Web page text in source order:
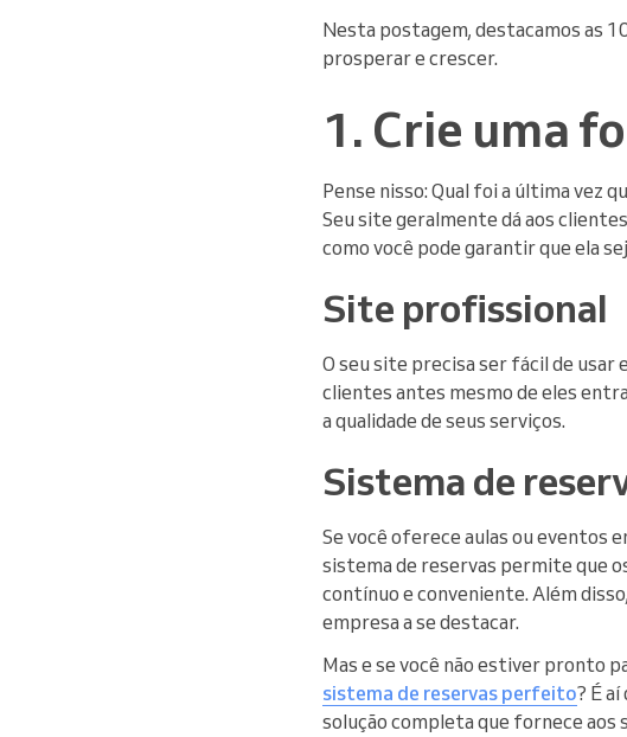
Nesta postagem, destacamos as
prosperar e crescer.
1. Crie uma
Pense nisso: Qual foi a última vez
Seu site geralmente dá aos
como você pode garantir que ela
Site profissional
O seu site precisa ser fácil de usar
clientes antes mesmo de eles
a qualidade de seus serviços.
Sistema de
Se você oferece aulas ou eventos
sistema de reservas permite que
contínuo e conveniente. Além
empresa a se destacar.
Mas e se você não estiver pronto
sistema de reservas perfeito? É
solução completa que fornece aos